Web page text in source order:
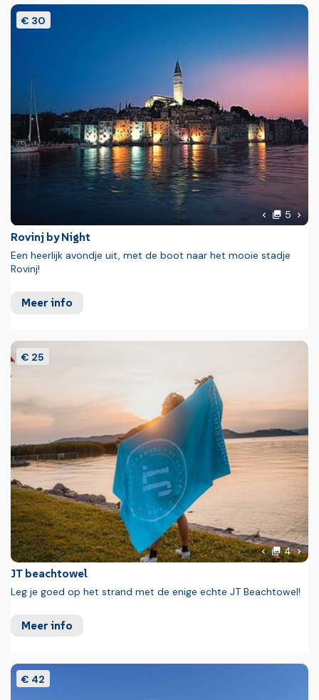
Rovinj by Night
Een heerlijk avondje uit, met de boot naar het mooie stadje
Rovinj!
Meer info
€ 30
Vorige foto
5
JT beachtowel
Leg je goed op het strand met de enige echte JT Beachtowel!
Meer info
€ 25
Vorige foto
4
€ 42